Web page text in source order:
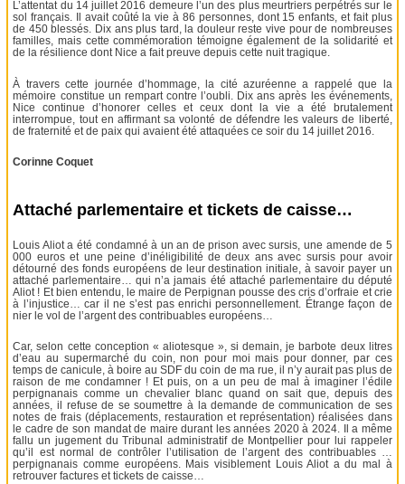
L’attentat du 14 juillet 2016 demeure l’un des plus meurtriers perpétrés sur le
sol français. Il avait coûté la vie à 86 personnes, dont 15 enfants, et fait plus
de 450 blessés. Dix ans plus tard, la douleur reste vive pour de nombreuses
familles, mais cette commémoration témoigne également de la solidarité et
de la résilience dont Nice a fait preuve depuis cette nuit tragique.
À travers cette journée d’hommage, la cité azuréenne a rappelé que la
mémoire constitue un rempart contre l’oubli. Dix ans après les événements,
Nice continue d’honorer celles et ceux dont la vie a été brutalement
interrompue, tout en affirmant sa volonté de défendre les valeurs de liberté,
de fraternité et de paix qui avaient été attaquées ce soir du 14 juillet 2016.
Corinne Coquet
Attaché parlementaire et tickets de caisse…
Louis Aliot a été condamné à un an de prison avec sursis, une amende de 5
000 euros et une peine d’inéligibilité de deux ans avec sursis pour avoir
détourné des fonds européens de leur destination initiale, à savoir payer un
attaché parlementaire… qui n’a jamais été attaché parlementaire du député
Aliot ! Et bien entendu, le maire de Perpignan pousse des cris d’orfraie et crie
à l’injustice… car il ne s’est pas enrichi personnellement. Étrange façon de
nier le vol de l’argent des contribuables européens…
Car, selon cette conception « aliotesque », si demain, je barbote deux litres
d’eau au supermarché du coin, non pour moi mais pour donner, par ces
temps de canicule, à boire au SDF du coin de ma rue, il n’y aurait pas plus de
raison de me condamner ! Et puis, on a un peu de mal à imaginer l’édile
perpignanais comme un chevalier blanc quand on sait que, depuis des
années, il refuse de se soumettre à la demande de communication de ses
notes de frais (déplacements, restauration et représentation) réalisées dans
le cadre de son mandat de maire durant les années 2020 à 2024. Il a même
fallu un jugement du Tribunal administratif de Montpellier pour lui rappeler
qu’il est normal de contrôler l’utilisation de l’argent des contribuables …
perpignanais comme européens. Mais visiblement Louis Aliot a du mal à
retrouver factures et tickets de caisse…